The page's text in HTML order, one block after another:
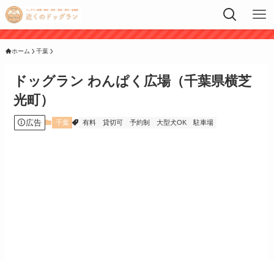
ホーム 千葉
ドッグラン わんぱく広場（千葉県横芝
光町）
広告 千葉 有料 貸切可 予約制 大型犬OK 駐車場